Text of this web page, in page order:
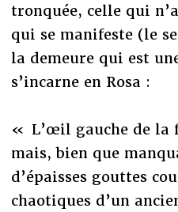
tronquée, celle qui
qui se manifeste (le
la demeure qui est
s’incarne en Rosa :
« L’œil gauche de la
mais, bien que
d’épaisses gouttes
chaotiques d’un